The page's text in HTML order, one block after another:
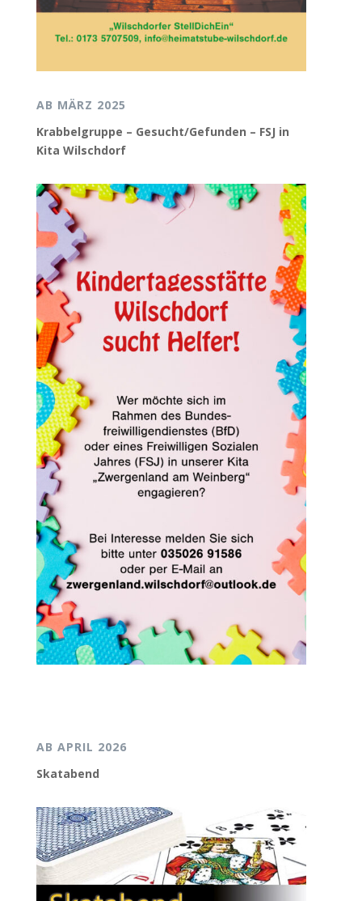
AB MÄRZ 2025
Krabbelgruppe – Gesucht/Gefunden – FSJ in
Kita Wilschdorf
AB APRIL 2026
Skatabend